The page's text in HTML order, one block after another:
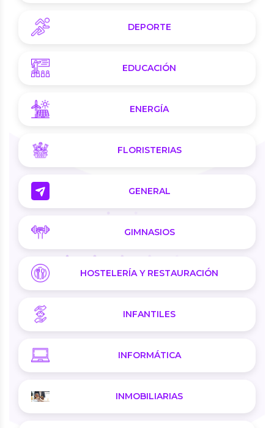
DEPORTE
EDUCACIÓN
ENERGÍA
FLORISTERIAS
GENERAL
GIMNASIOS
HOSTELERÍA Y RESTAURACIÓN
INFANTILES
INFORMÁTICA
INMOBILIARIAS